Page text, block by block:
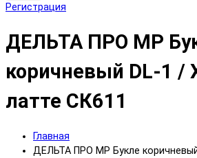
Регистрация
ДЕЛЬТА ПРО MP
коричневый DL-1 /
латте СК611
Главная
ДЕЛЬТА ПРО MP Букле